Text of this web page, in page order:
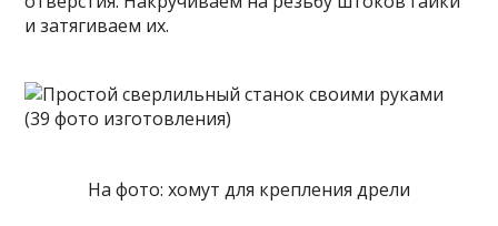
и затягиваем их.
На фото: хомут для крепления дрели